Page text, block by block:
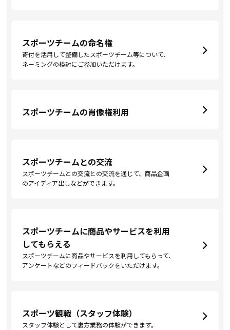
スポーツチームの命名権
寄付を活用して整備したスポーツチーム等について、
ネーミングの検討にご参加いただけます。
スポーツチームの肖像権利用
スポーツチームとの交流
スポーツチームとの交流との交流を通じて、商品企画
のアイディア出しなどができます。
スポーツチームに商品やサービスを利用
してもらえる
スポーツチームに商品やサービスを利用してもらって、
アンケートなどのフィードバックをいただけます。
スポーツ観戦（スタッフ体験）
スタッフ体験として裏方業務の体験ができます。